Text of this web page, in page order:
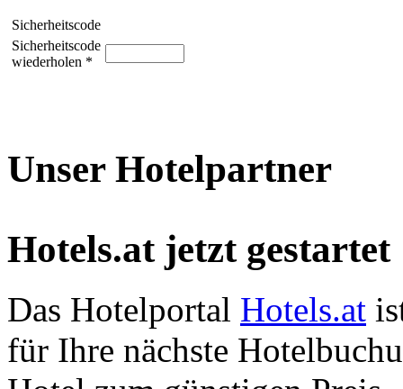
Sicherheitscode
Sicherheitscode
wiederholen *
Unser Hotelpartner
Hotels.at jetzt gestartet
Das Hotelportal Hotels.at
für Ihre nächste